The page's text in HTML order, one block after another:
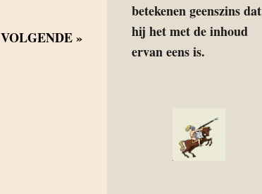
VOLGENDE»
betekenen geenszins dat
hij het met de inhoud
ervan eens is.